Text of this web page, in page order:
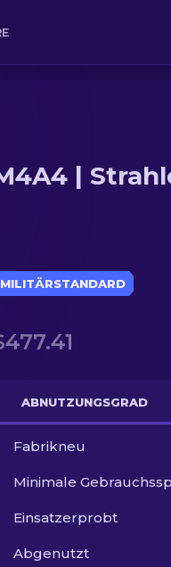
|
MILITÄRSTANDARD
ABNUTZUNGSGRAD
Fabrikneu
Minimale
Einsatzerprobt
Abgenutzt